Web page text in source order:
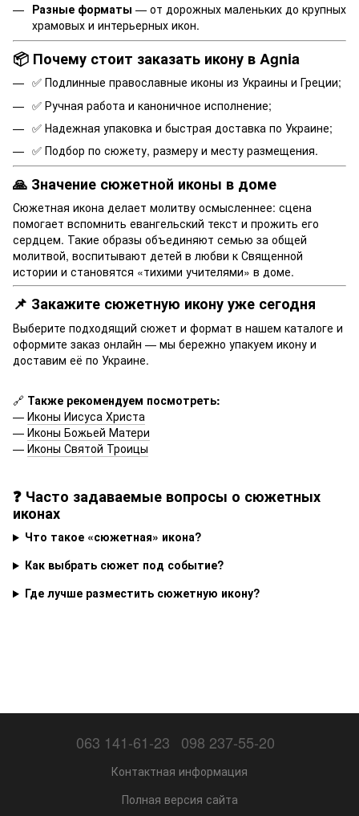
Разные форматы — от дорожных маленьких до крупных
храмовых и интерьерных икон.
📦 Почему стоит заказать икону в Agnia
✅ Подлинные православные иконы из Украины и Греции;
✅ Ручная работа и каноничное исполнение;
✅ Надежная упаковка и быстрая доставка по Украине;
✅ Подбор по сюжету, размеру и месту размещения.
🙏 Значение сюжетной иконы в доме
Сюжетная икона делает молитву осмысленнее: сцена
помогает вспомнить евангельский текст и прожить его
сердцем. Такие образы объединяют семью за общей
молитвой, воспитывают детей в любви к Священной
истории и становятся «тихими учителями» в доме.
📌 Закажите сюжетную икону уже сегодня
Выберите подходящий сюжет и формат в нашем каталоге и
оформите заказ онлайн — мы бережно упакуем икону и
доставим её по Украине.
🔗 Также рекомендуем посмотреть:
— Иконы Иисуса Христа
— Иконы Божьей Матери
— Иконы Святой Троицы
❓ Часто задаваемые вопросы о сюжетных
иконах
Что такое «сюжетная» икона?
Как выбрать сюжет под событие?
Где лучше разместить сюжетную икону?
063 141-61-23 098 237-55-20
Контактная информация
Полная версия сайта